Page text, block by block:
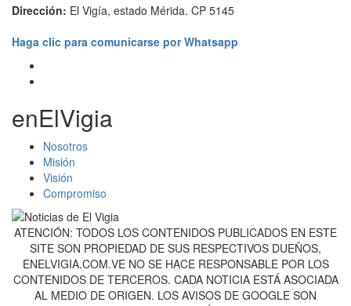
Dirección: El Vigía, estado Mérida. CP 5145
Haga clic para comunicarse por Whatsapp
enElVigia
Nosotros
Misión
Visión
Compromiso
ATENCIÓN: TODOS LOS CONTENIDOS PUBLICADOS EN ESTE
SITE SON PROPIEDAD DE SUS RESPECTIVOS DUEÑOS,
ENELVIGIA.COM.VE NO SE HACE RESPONSABLE POR LOS
CONTENIDOS DE TERCEROS. CADA NOTICIA ESTÁ ASOCIADA
AL MEDIO DE ORIGEN. LOS AVISOS DE GOOGLE SON